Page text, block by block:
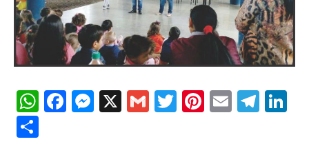
WhatsApp
Facebook
Messenger
X GmailTwitter
Pinterest
Email